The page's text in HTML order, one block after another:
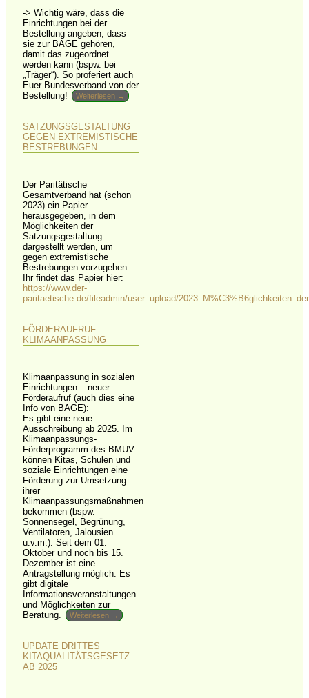
->Wichtig wäre, dass die
Einrichtungen bei der
Bestellung angeben, dass
sie zur BAGE gehören,
damit das zugeordnet
werden kann (bspw. bei
„Träger“). So proferiert auch
Euer Bundesverband von der
Bestellung!
Weiterlesen →
SATZUNGSGESTALTUNG
GEGEN EXTREMISTISCHE
BESTREBUNGEN
Der Paritätische
Gesamtverband hat (schon
2023) ein Papier
herausgegeben, in dem
Möglichkeiten der
Satzungsgestaltung
dargestellt werden, um
gegen extremistische
Bestrebungen vorzugehen.
Ihr findet das Papier hier:
https://www.der-
paritaetische.de/fileadmin/user_upload/
FÖRDERAUFRUF
KLIMAANPASSUNG
Klimaanpassung in sozialen
Einrichtungen – neuer
Förderaufruf (auch dies eine
Info von BAGE):
Es gibt eine neue
Ausschreibung ab 2025. Im
Klimaanpassungs-
Förderprogramm des BMUV
können Kitas, Schulen und
soziale Einrichtungen eine
Förderung zur Umsetzung
ihrer
Klimaanpassungsmaßnahmen
bekommen (bspw.
Sonnensegel, Begrünung,
Ventilatoren, Jalousien
u.v.m.). Seit dem 01.
Oktober und noch bis 15.
Dezember ist eine
Antragstellung möglich. Es
gibt digitale
Informationsveranstaltungen
und Möglichkeiten zur
Beratung.
Weiterlesen →
UPDATE DRITTES
KITAQUALITÄTSGESETZ
AB 2025